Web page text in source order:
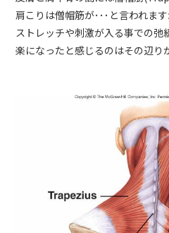
肩こりは僧帽筋が･･･と言われま
ストレッチや刺激が入る事での弛
楽になったと感じるのはその辺り